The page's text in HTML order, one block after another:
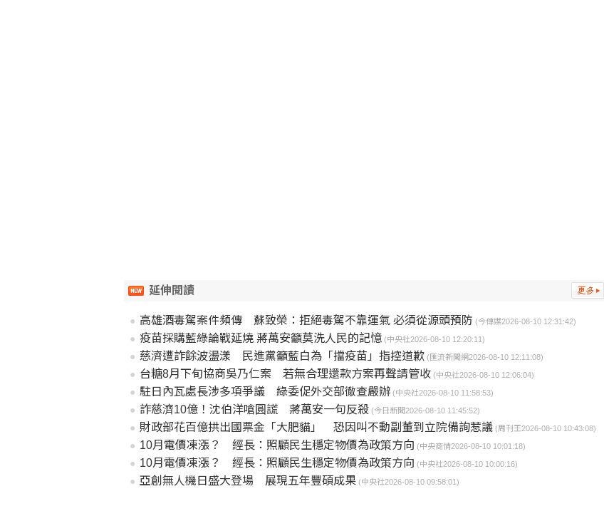
延伸閱讀
高雄酒毒駕案件頻傳 蘇致榮：拒絕毒駕不靠運氣 必須從源頭預防 (今傳媒2026-08-10 12:31:42)
疫苗採購藍綠論戰延燒 蔣萬安籲莫洗人民的記憶 (中央社2026-08-10 12:20:11)
慈濟遭詐餘波盪漾 民進黨籲藍白為「擋疫苗」指控道歉 (匯流新聞網2026-08-10 12:11:08)
台糖8月下旬協商吳乃仁案 若無合理還款方案再聲請管收 (中央社2026-08-10 12:06:04)
駐日內瓦處長涉多項爭議 綠委促外交部徹查嚴辦 (中央社2026-08-10 11:58:53)
詐慈濟10億！沈伯洋嗆圓謊 蔣萬安一句反殺 (今日新聞2026-08-10 11:45:52)
財政部花百億拱出國票金「大肥貓」 恐因叫不動副董到立院備詢惹議 (周刊王2026-08-10 10:43:08)
10月電價凍漲？ 經長：照顧民生穩定物價為政策方向 (中央商情2026-08-10 10:01:18)
10月電價凍漲？ 經長：照顧民生穩定物價為政策方向 (中央社2026-08-10 10:00:16)
亞創無人機日盛大登場 展現五年豐碩成果 (中央社2026-08-10 09:58:01)